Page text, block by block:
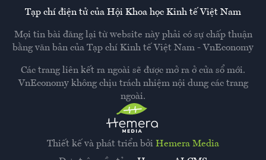
Thiết kế và phát triển bởi Hemera Media
Tạp chí điện tử của Hội Khoa học Kinh tế Việt Nam
Mọi tin bài đăng lại từ website này phải có sự chấp thuận
bằng văn bản của Tạp chí Kinh tế Việt Nam - VnEconomy
Các trang liên kết ra ngoài sẽ được mở ra ở cửa sổ mới.
VnEconomy không chịu trách nhiệm nội dung các trang
ngoài.